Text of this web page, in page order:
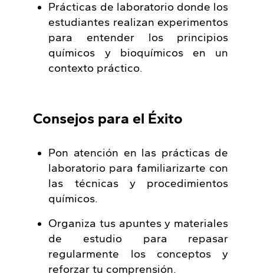
Prácticas de laboratorio donde los
estudiantes realizan experimentos
para entender los principios
químicos y bioquímicos en un
contexto práctico.
Consejos para el Éxito
Pon atención en las prácticas de
laboratorio para familiarizarte con
las técnicas y procedimientos
químicos.
Organiza tus apuntes y materiales
de estudio para repasar
regularmente los conceptos y
reforzar tu comprensión.